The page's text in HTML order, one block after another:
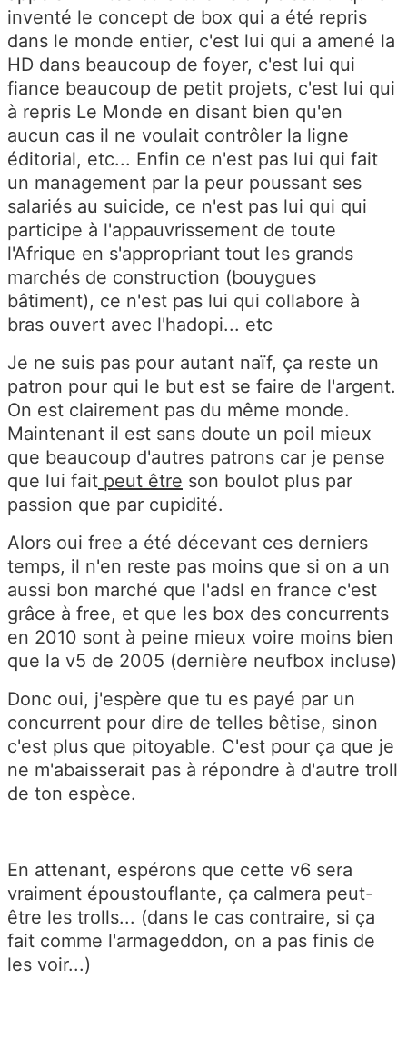
inventé le concept de box qui a été repris
dans le monde entier, c'est lui qui a amené la
HD dans beaucoup de foyer, c'est lui qui
fiance beaucoup de petit projets, c'est lui qui
à repris Le Monde en disant bien qu'en
aucun cas il ne voulait contrôler la ligne
éditorial, etc... Enfin ce n'est pas lui qui fait
un management par la peur poussant ses
salariés au suicide, ce n'est pas lui qui qui
participe à l'appauvrissement de toute
l'Afrique en s'appropriant tout les grands
marchés de construction (bouygues
bâtiment), ce n'est pas lui qui collabore à
bras ouvert avec l'hadopi... etc
Je ne suis pas pour autant naïf, ça reste un
patron pour qui le but est se faire de l'argent.
On est clairement pas du même monde.
Maintenant il est sans doute un poil mieux
que beaucoup d'autres patrons car je pense
que lui fait peut être son boulot plus par
passion que par cupidité.
Alors oui free a été décevant ces derniers
temps, il n'en reste pas moins que si on a un
aussi bon marché que l'adsl en france c'est
grâce à free, et que les box des concurrents
en 2010 sont à peine mieux voire moins bien
que la v5 de 2005 (dernière neufbox incluse)
Donc oui, j'espère que tu es payé par un
concurrent pour dire de telles bêtise, sinon
c'est plus que pitoyable. C'est pour ça que je
ne m'abaisserait pas à répondre à d'autre troll
de ton espèce.
En attenant, espérons que cette v6 sera
vraiment époustouflante, ça calmera peut-
être les trolls... (dans le cas contraire, si ça
fait comme l'armageddon, on a pas finis de
les voir...)